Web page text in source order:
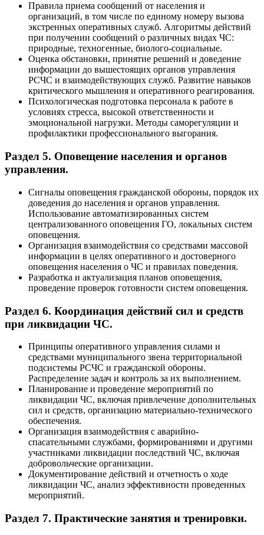
Правила приема сообщений от населения и
организаций, в том числе по единому номеру вызова
экстренных оперативных служб. Алгоритмы действий
при получении сообщений о различных видах ЧС:
природные, техногенные, биолого-социальные.
Оценка обстановки, принятие решений и доведение
информации до вышестоящих органов управления
РСЧС и взаимодействующих служб. Развитие навыков
критического мышления и оперативного реагирования.
Психологическая подготовка персонала к работе в
условиях стресса, высокой ответственности и
эмоциональной нагрузки. Методы саморегуляции и
профилактики профессионального выгорания.
Раздел 5. Оповещение населения и органов
управления.
Сигналы оповещения гражданской обороны, порядок их
доведения до населения и органов управления.
Использование автоматизированных систем
централизованного оповещения ГО, локальных систем
оповещения.
Организация взаимодействия со средствами массовой
информации в целях оперативного и достоверного
оповещения населения о ЧС и правилах поведения.
Разработка и актуализация планов оповещения,
проведение проверок готовности систем оповещения.
Раздел 6. Координация действий сил и средств
при ликвидации ЧС.
Принципы оперативного управления силами и
средствами муниципального звена территориальной
подсистемы РСЧС и гражданской обороны.
Распределение задач и контроль за их выполнением.
Планирование и проведение мероприятий по
ликвидации ЧС, включая привлечение дополнительных
сил и средств, организацию материально-технического
обеспечения.
Организация взаимодействия с аварийно-
спасательными службами, формированиями и другими
участниками ликвидации последствий ЧС, включая
добровольческие организации.
Документирование действий и отчетность о ходе
ликвидации ЧС, анализ эффективности проведенных
мероприятий.
Раздел 7. Практические занятия и тренировки.